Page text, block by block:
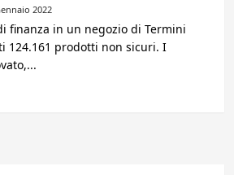
2022
finanza in un negozio di Termini
124.161 prodotti non sicuri. I